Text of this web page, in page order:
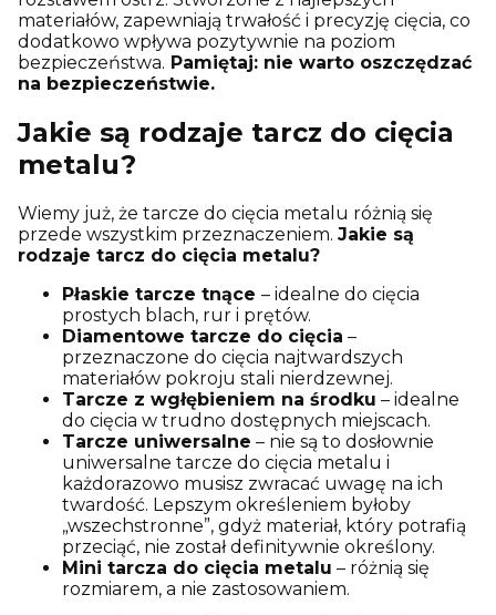
materiałów, zapewniają trwałość i precyzję cięcia, co
dodatkowo wpływa pozytywnie na poziom
bezpieczeństwa. Pamiętaj: nie warto oszczędzać
na bezpieczeństwie.
Jakie są rodzaje tarcz do cięcia
metalu?
Wiemy już, że tarcze do cięcia metalu różnią się
przede wszystkim przeznaczeniem. Jakie są
rodzaje tarcz do cięcia metalu?
Płaskie tarcze tnące – idealne do cięcia
prostych blach, rur i prętów.
Diamentowe tarcze do cięcia –
przeznaczone do cięcia najtwardszych
materiałów pokroju stali nierdzewnej.
Tarcze z wgłębieniem na środku – idealne
do cięcia w trudno dostępnych miejscach.
Tarcze uniwersalne – nie są to dosłownie
uniwersalne tarcze do cięcia metalu i
każdorazowo musisz zwracać uwagę na ich
twardość. Lepszym określeniem byłoby
„wszechstronne”, gdyż materiał, który potrafią
przeciąć, nie został definitywnie określony.
Mini tarcza do cięcia metalu – różnią się
rozmiarem, a nie zastosowaniem.